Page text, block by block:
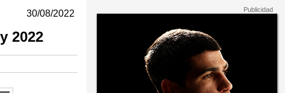
30/08/2022
2022